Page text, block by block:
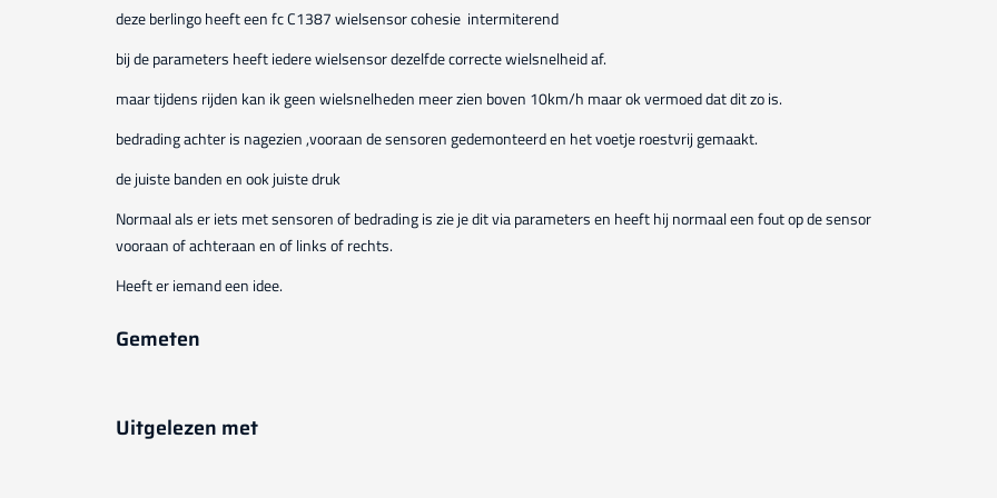
deze berlingo heeft een fc C1387 wielsensor cohesie intermiterend
bij de parameters heeft iedere wielsensor dezelfde correcte wielsnelheid af.
maar tijdens rijden kan ik geen wielsnelheden meer zien boven 10km/h maar ok vermoed dat dit zo is.
bedrading achter is nagezien ,vooraan de sensoren gedemonteerd en het voetje roestvrij gemaakt.
de juiste banden en ook juiste druk
Normaal als er iets met sensoren of bedrading is zie je dit via parameters en heeft hij normaal een fout op de sensor
vooraan of achteraan en of links of rechts.
Heeft er iemand een idee.
Gemeten
Uitgelezen met